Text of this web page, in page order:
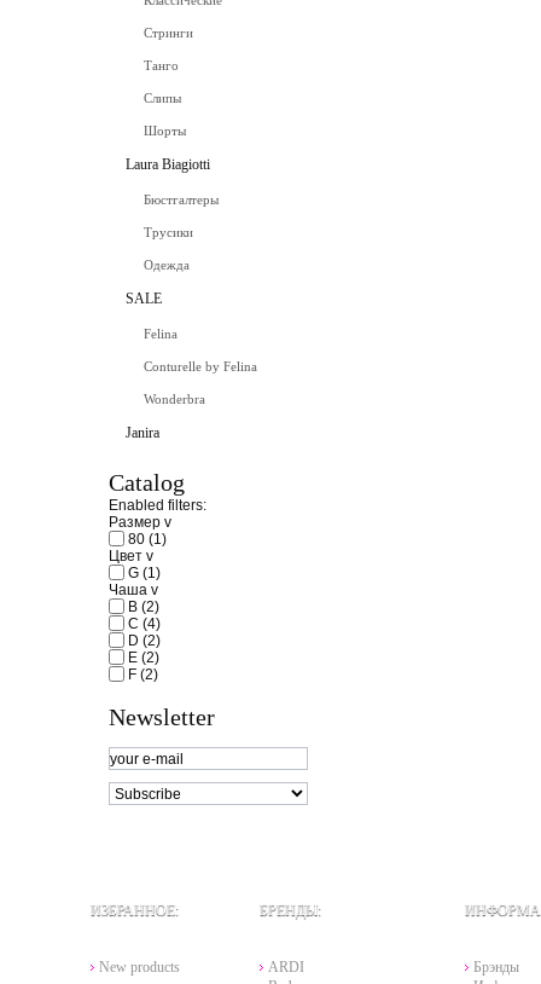
Стринги
Танго
Слипы
Шорты
Laura Biagiotti
Бюстгалтеры
Трусики
Одежда
SALE
Felina
Conturelle by Felina
Wonderbra
Janira
Catalog
Enabled filters:
Размер v
80 (1)
Цвет v
G (1)
Чаша v
B (2)
C (4)
D (2)
E (2)
F (2)
Newsletter
ИЗБРАННОЕ:
New products
БРЕНДЫ:
ARDI
Брэнды